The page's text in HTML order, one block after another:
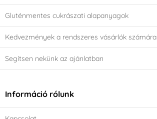
Gluténmentes cukrászati alapanyagok
Kedvezmények a rendszeres vásárlók számára
Segítsen nekünk az ajánlatban
Információ rólunk